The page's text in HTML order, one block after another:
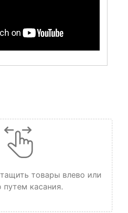
товары влево или
путем касания.